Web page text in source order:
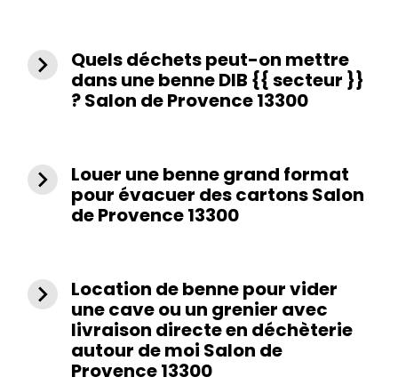
navigate_next Quels déchets peut-on mettre
dans une benne DIB {{ secteur }}
? Salon de Provence 13300
navigate_next Louer une benne grand format
pour évacuer des cartons Salon
de Provence 13300
navigate_next Location de benne pour vider
une cave ou un grenier avec
livraison directe en déchèterie
autour de moi Salon de
Provence 13300